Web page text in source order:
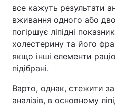
все кажуть результати
вживання одного або
погіршує ліпідні
холестерину та його
якщо інші елементи
підібрані.
Варто, однак, стежити
аналізів, в основному